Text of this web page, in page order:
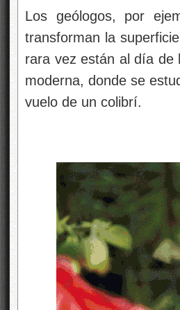
Los geólogos, por
transforman la
rara vez están al día de
moderna, donde se
vuelo de un colibrí.